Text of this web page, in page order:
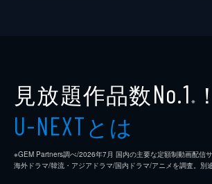
見放題作品数No.1 ※ ！
U-NEXTとは
※GEM Partners調べ/2026年7⽉ 国内の主要な定額制動画配信
海外ドラマ/韓流・アジアドラマ/国内ドラマ/アニメを調査。別